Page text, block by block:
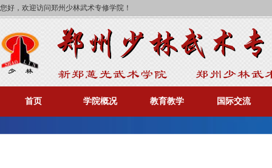
您好，欢迎访问郑州少林武术专修学院！
首页 学院概况 教育教学 国际交流